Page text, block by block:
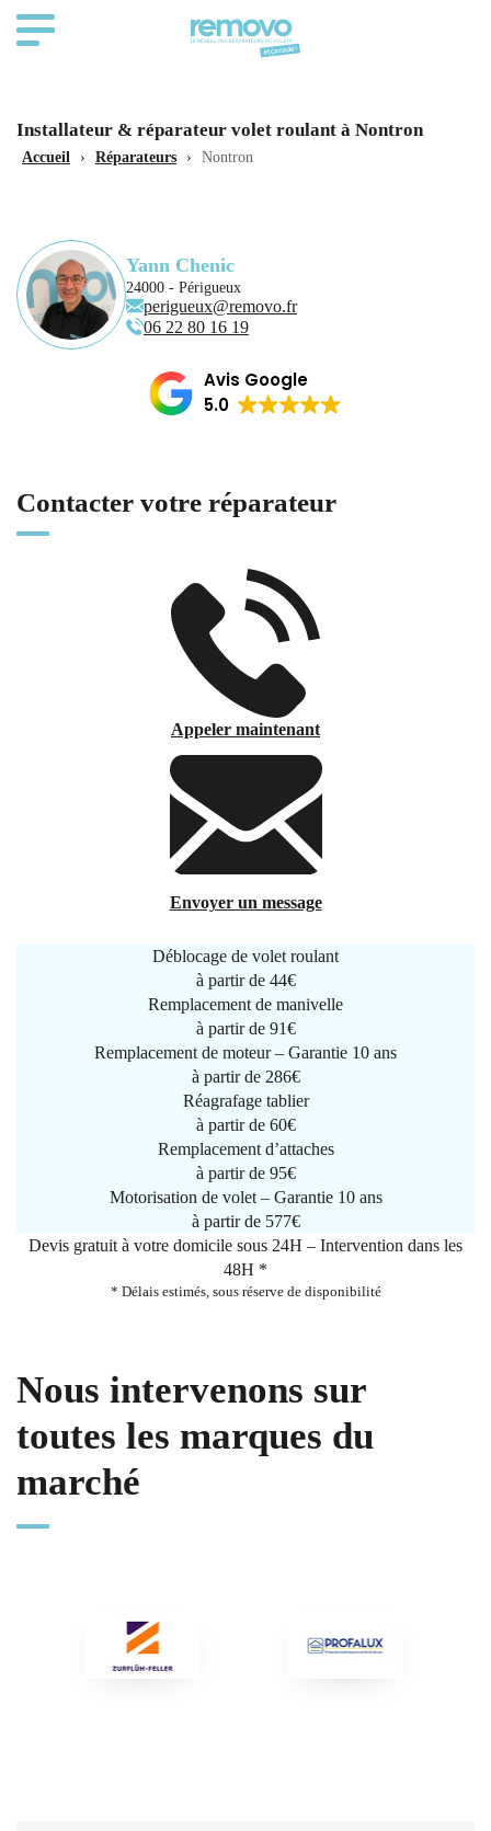
Installateur & réparateur volet roulant à Nontron
Accueil › Réparateurs › Nontron
Yann Chenic
24000 - Périgueux
perigueux@removo.fr
06 22 80 16 19
Avis Google
5.0
Contacter votre réparateur
Appeler maintenant
Envoyer un message
Déblocage de volet roulant
à partir de 44€
Remplacement de manivelle
à partir de 91€
Remplacement de moteur – Garantie 10 ans
à partir de 286€
Réagrafage tablier
à partir de 60€
Remplacement d’attaches
à partir de 95€
Motorisation de volet – Garantie 10 ans
à partir de 577€
Devis gratuit à votre domicile sous 24H – Intervention dans les
48H *
* Délais estimés, sous réserve de disponibilité
Nous intervenons sur
toutes les marques du
marché